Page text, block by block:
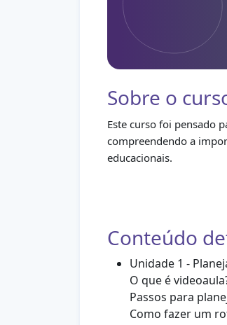
Sobre o
Este curso foi pensado
compreendendo a
educacionais.
Conteúdo
Unidade 1 -
O que é
Passos para
Como fazer um